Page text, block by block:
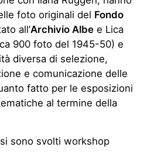
foto originali del Fondo
all’Archivio Albe e Lica
900 foto del 1945-50) e
diversa di selezione,
e comunicazione delle
fatto per le esposizioni
al termine della
sono svolti workshop